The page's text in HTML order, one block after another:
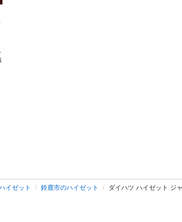
イゼット 鈴鹿市のハイゼット ダイハツ ハイゼット ジ